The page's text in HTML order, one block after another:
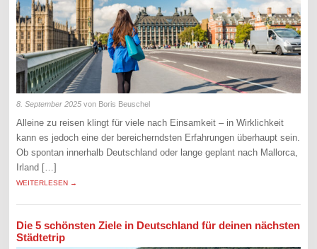
8. September 2025 von Boris Beuschel
Alleine zu reisen klingt für viele nach Einsamkeit – in Wirklichkeit
kann es jedoch eine der bereicherndsten Erfahrungen überhaupt sein.
Ob spontan innerhalb Deutschland oder lange geplant nach Mallorca,
Irland […]
WEITERLESEN →
Die 5 schönsten Ziele in Deutschland für deinen nächsten
Städtetrip